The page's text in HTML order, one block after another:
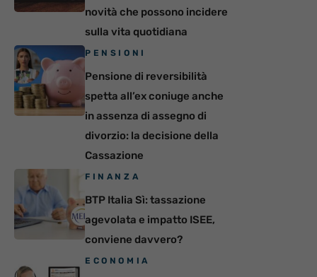
novità che possono incidere
sulla vita quotidiana
PENSIONI
Pensione di reversibilità
spetta all’ex coniuge anche
in assenza di assegno di
divorzio: la decisione della
Cassazione
FINANZA
BTP Italia Sì: tassazione
agevolata e impatto ISEE,
conviene davvero?
ECONOMIA